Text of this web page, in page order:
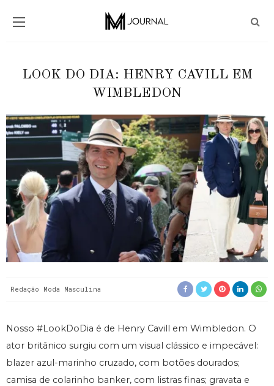
LOOK DO DIA: HENRY CAVILL EM
WIMBLEDON
Redação Moda Masculina
Nosso #LookDoDia é de Henry Cavill em Wimbledon. O
ator britânico surgiu com um visual clássico e impecável:
blazer azul-marinho cruzado, com botões dourados;
camisa de colarinho banker, com listras finas; gravata e